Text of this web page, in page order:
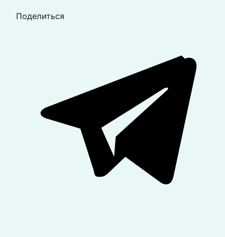
Поделиться